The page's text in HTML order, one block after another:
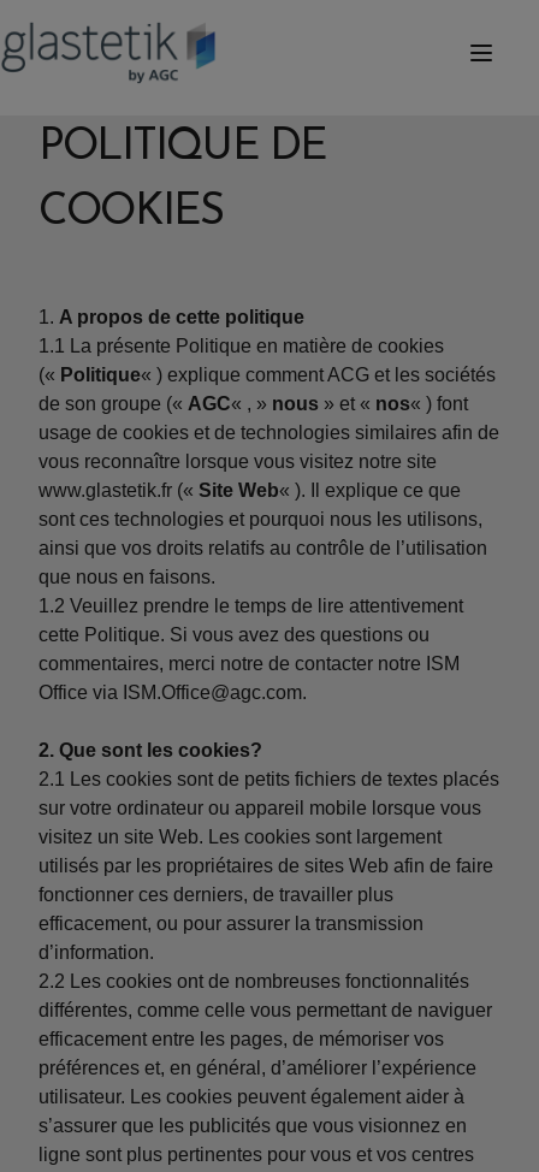
POLITIQUE DE
COOKIES
A propos de cette politique
1.1 La présente Politique en matière de cookies
(« Politique« ) explique comment ACG et les sociétés
de son groupe (« AGC« , » nous » et « nos« ) font
usage de cookies et de technologies similaires afin de
vous reconnaître lorsque vous visitez notre site
www.glastetik.fr (« Site Web« ). Il explique ce que
sont ces technologies et pourquoi nous les utilisons,
ainsi que vos droits relatifs au contrôle de l’utilisation
que nous en faisons.
1.2 Veuillez prendre le temps de lire attentivement
cette Politique. Si vous avez des questions ou
commentaires, merci notre de contacter notre ISM
Office via ISM.Office@agc.com.
2. Que sont les cookies?
2.1 Les cookies sont de petits fichiers de textes placés
sur votre ordinateur ou appareil mobile lorsque vous
visitez un site Web. Les cookies sont largement
utilisés par les propriétaires de sites Web afin de faire
fonctionner ces derniers, de travailler plus
efficacement, ou pour assurer la transmission
d’information.
2.2 Les cookies ont de nombreuses fonctionnalités
différentes, comme celle vous permettant de naviguer
efficacement entre les pages, de mémoriser vos
préférences et, en général, d’améliorer l’expérience
utilisateur. Les cookies peuvent également aider à
s’assurer que les publicités que vous visionnez en
ligne sont plus pertinentes pour vous et vos centres